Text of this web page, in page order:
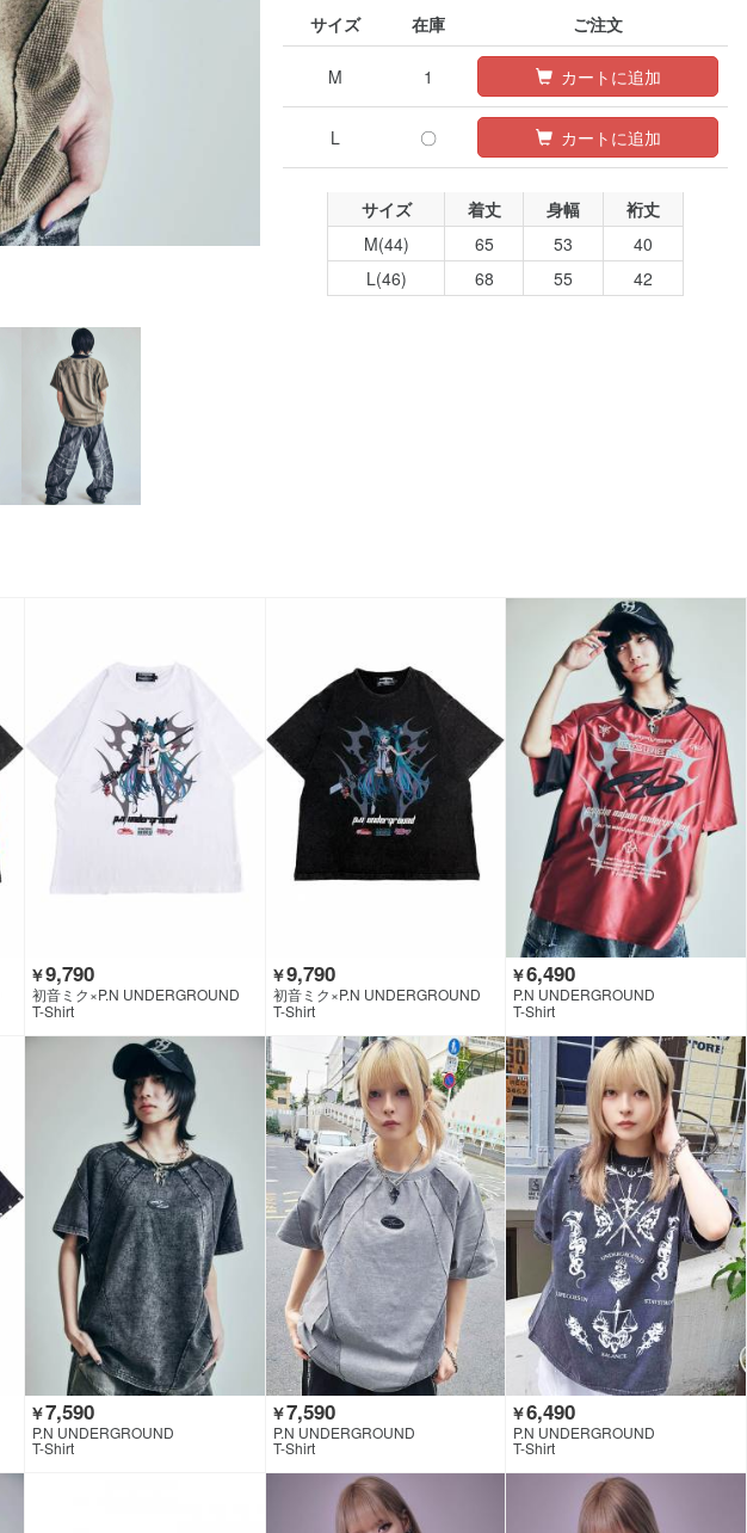
サイズ 在庫 ご注文
M 1 カートに追加
L 〇 カートに追加
サイズ 着丈 身幅
裄丈
M(44)
65 53
40
L(46)
68 55 42
￥9,790
初音ミク×P.N UNDERGROUND
T-Shirt
￥9,790
初音ミク×P.N UNDERGROUND
T-Shirt
￥6,490
P.N UNDERGROUND
T-Shirt
￥7,590
P.N UNDERGROUND
T-Shirt
￥7,590
P.N UNDERGROUND
T-Shirt
￥6,490
P.N UNDERGROUND
T-Shirt